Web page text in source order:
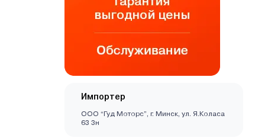
Импортер
ООО “Гуд Моторс”, г. Минск, ул. Я.Коласа
63 3н